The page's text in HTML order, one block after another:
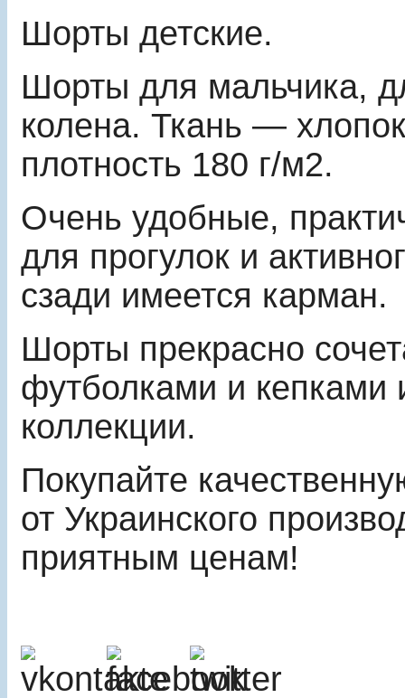
Шорты детские.
Шорты для мальчика,
колена. Ткань ―
плотность 180 г/м2.
Очень удобные,
для прогулок и
сзади имеется карман.
Шорты прекрасно
футболками и кепками
коллекции.
Покупайте
от Украинского
приятным ценам!